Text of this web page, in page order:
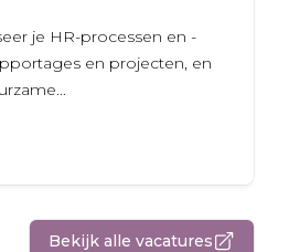
je HR-processen en -
en projecten, en
Bekijk alle vacatures